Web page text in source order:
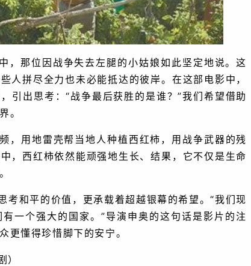
，那位因战争失去左腿的小姑娘如此坚定地说。这
人拼尽全力也未必能抵达的彼岸。在这部电影中，
引出思考：“战争最后获胜的是谁？”我们希望借助
。
，用地雷壳帮当地人种植西红柿，用战争武器的残
，西红柿依然能顽强地生长、结果，它不仅是生命
考和平的价值，更承载着超越银幕的希望。“我们现
一个强大的国家。”导演申奥的这句话是影片的注
更懂得珍惜脚下的安宁。
）